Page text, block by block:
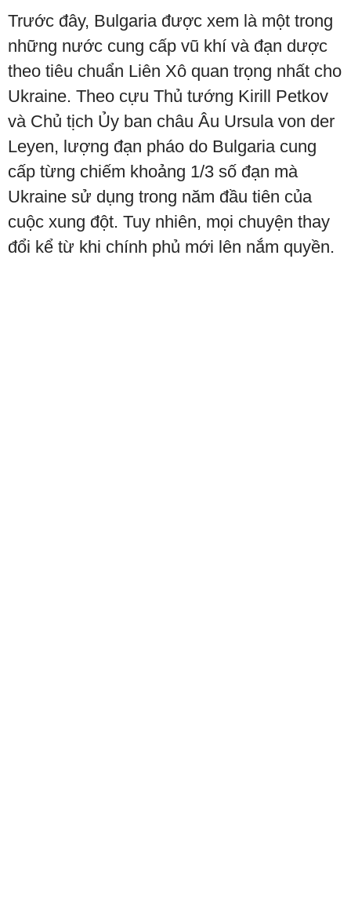
Trước đây, Bulgaria được xem là một trong
những nước cung cấp vũ khí và đạn dược
theo tiêu chuẩn Liên Xô quan trọng nhất cho
Ukraine. Theo cựu Thủ tướng Kirill Petkov
và Chủ tịch Ủy ban châu Âu Ursula von der
Leyen, lượng đạn pháo do Bulgaria cung
cấp từng chiếm khoảng 1/3 số đạn mà
Ukraine sử dụng trong năm đầu tiên của
cuộc xung đột. Tuy nhiên, mọi chuyện thay
đổi kể từ khi chính phủ mới lên nắm quyền.